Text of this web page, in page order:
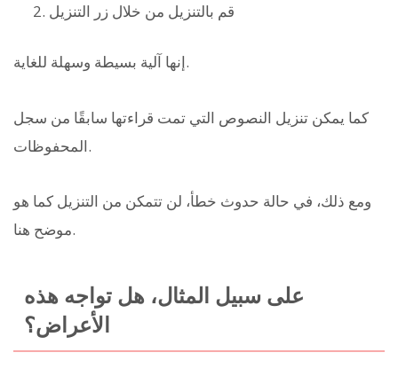
قم بالتنزيل من خلال زر التنزيل
إنها آلية بسيطة وسهلة للغاية.
كما يمكن تنزيل النصوص التي تمت قراءتها سابقًا من سجل
المحفوظات.
ومع ذلك، في حالة حدوث خطأ، لن تتمكن من التنزيل كما هو
موضح هنا.
على سبيل المثال، هل تواجه هذه
الأعراض؟